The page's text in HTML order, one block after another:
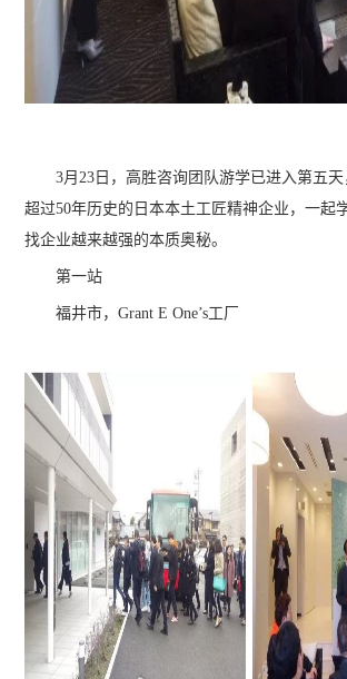
3月23日，高胜咨询团队游学已进入第五天
超过50年历史的日本本土工匠精神企业，一起
找企业越来越强的本质奥秘。
第一站
福井市，Grant E One’s工厂